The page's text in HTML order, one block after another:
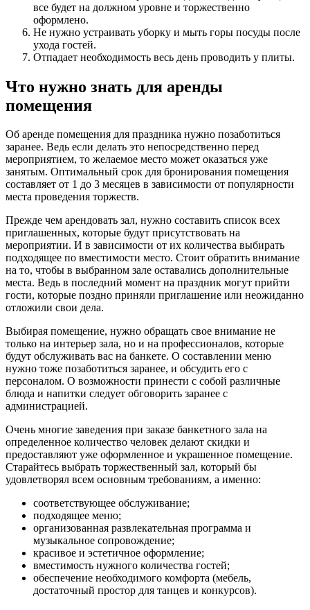
все будет на должном уровне и торжественно
оформлено.
Не нужно устраивать уборку и мыть горы посуды после
ухода гостей.
Отпадает необходимость весь день проводить у плиты.
Что нужно знать для аренды
помещения
Об аренде помещения для праздника нужно позаботиться
заранее. Ведь если делать это непосредственно перед
мероприятием, то желаемое место может оказаться уже
занятым. Оптимальный срок для бронирования помещения
составляет от 1 до 3 месяцев в зависимости от популярности
места проведения торжеств.
Прежде чем арендовать зал, нужно составить список всех
приглашенных, которые будут присутствовать на
мероприятии. И в зависимости от их количества выбирать
подходящее по вместимости место. Стоит обратить внимание
на то, чтобы в выбранном зале оставались дополнительные
места. Ведь в последний момент на праздник могут прийти
гости, которые поздно приняли приглашение или неожиданно
отложили свои дела.
Выбирая помещение, нужно обращать свое внимание не
только на интерьер зала, но и на профессионалов, которые
будут обслуживать вас на банкете. О составлении меню
нужно тоже позаботиться заранее, и обсудить его с
персоналом. О возможности принести с собой различные
блюда и напитки следует обговорить заранее с
администрацией.
Очень многие заведения при заказе банкетного зала на
определенное количество человек делают скидки и
предоставляют уже оформленное и украшенное помещение.
Старайтесь выбрать торжественный зал, который бы
удовлетворял всем основным требованиям, а именно:
соответствующее обслуживание;
подходящее меню;
организованная развлекательная программа и
музыкальное сопровождение;
красивое и эстетичное оформление;
вместимость нужного количества гостей;
обеспечение необходимого комфорта (мебель,
достаточный простор для танцев и конкурсов).